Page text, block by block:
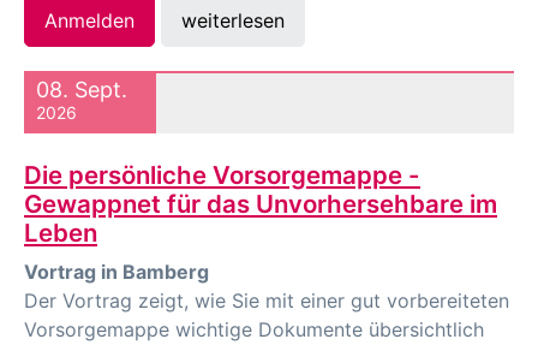
Anmelden
weiterlesen
08. Sept.
2026
Die persönliche Vorsorgemappe -
Gewappnet für das Unvorhersehbare im
Leben
Vortrag in Bamberg
Der Vortrag zeigt, wie Sie mit einer gut vorbereiteten
Vorsorgemappe wichtige Dokumente übersichtlich